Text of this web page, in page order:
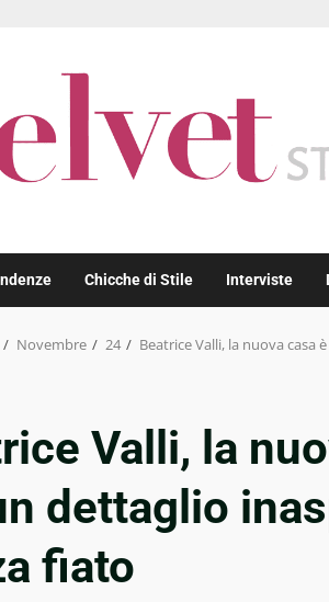
Chicche di Stile Interviste
Novembre 24 Beatrice Valli, la nuova
Valli, la
dettaglio
fiato